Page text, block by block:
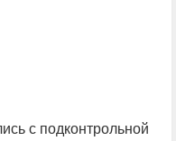
с подконтрольной